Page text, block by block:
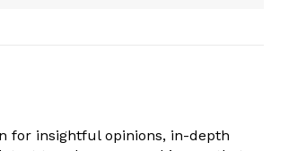
for insightful opinions, in-depth